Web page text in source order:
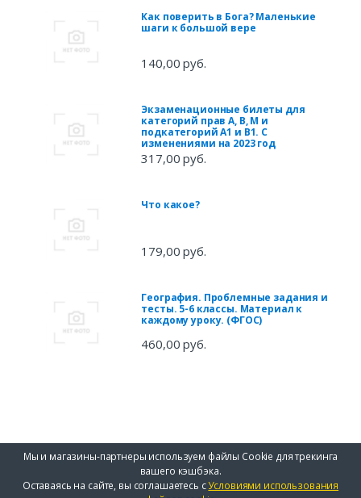
Как поверить в Бога? Маленькие
шаги к большой вере
140,00 руб.
Экзаменационные билеты для
категорий прав А, В, М и
подкатегорий А1 и В1. С
изменениями на 2023 год
317,00 руб.
Что какое?
179,00 руб.
География. Проблемные задания и
тесты. 5-6 классы. Материал к
каждому уроку. (ФГОС)
460,00 руб.
Мы и магазины-партнеры используем файлы Cookie для трекинга
вашего кэшбэка.
Оставаясь на сайте, вы соглашаетесь сУсловиями использования